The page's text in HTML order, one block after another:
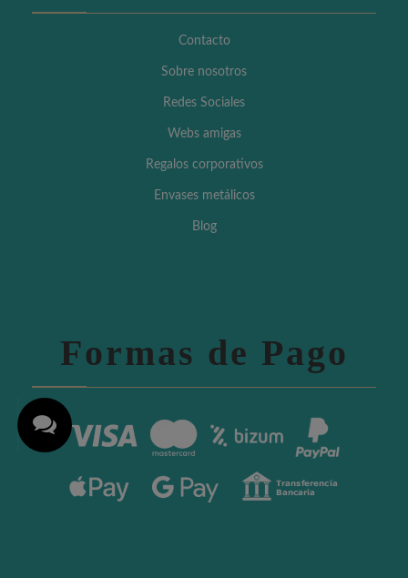
Contacto
Sobre nosotros
Redes Sociales
Webs amigas
Regalos corporativos
Envases metálicos
Blog
Formas de Pago